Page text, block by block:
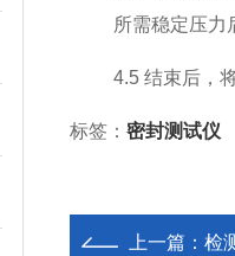
所需稳定压力
4.5 结束后，
标签： 密封测试仪
上一篇： 检